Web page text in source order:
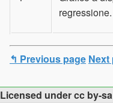
regressione.
↰ Previous page Next
Licensed under cc by-